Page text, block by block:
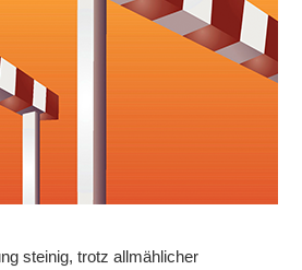
steinig, trotz allmählicher